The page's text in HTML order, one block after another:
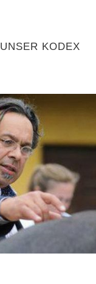
UNSER KODEX